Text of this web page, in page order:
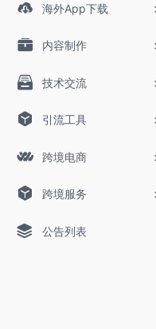
海外App下载
内容制作
技术交流
引流工具
跨境电商
跨境服务
公告列表